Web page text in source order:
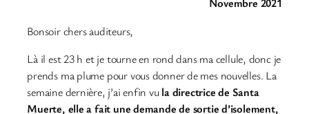
Bonsoir chers auditeurs,
Là il est 23 h et je tourne en rond dans ma cellule, donc je
prends ma plume pour vous donner de mes nouvelles. La
semaine dernière, j’ai enfin vula directrice de Santa
Muerte, elle a fait une demande de sortie d’isolement,